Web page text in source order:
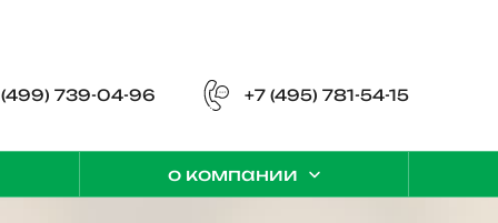
(499) 739-04-96 +7 (495) 781-54-15
о компании